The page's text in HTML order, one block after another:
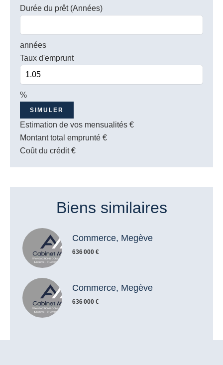
Durée du prêt (Années)
années
Taux d'emprunt
%
SIMULER
Estimation de vos mensualités €
Montant total emprunté €
Coût du crédit€
Biens similaires
Commerce, Megève
636 000 €
Commerce, Megève
636 000 €